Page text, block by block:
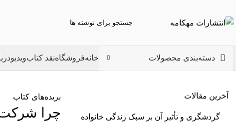
دسته‌بندی محصولات خانهفروشگاهنقد کتابویدیو
بریده‌های کتاب
چرا
آخرین مقالات
گردشگری و تأثیر آن بر سبک زندگی خانواده